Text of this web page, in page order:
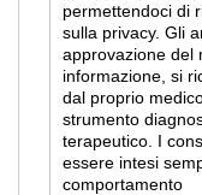
permettendoci di
sulla privacy. Gli
approvazione del
informazione, si
dal proprio
strumento
terapeutico. I
essere intesi
comportamento